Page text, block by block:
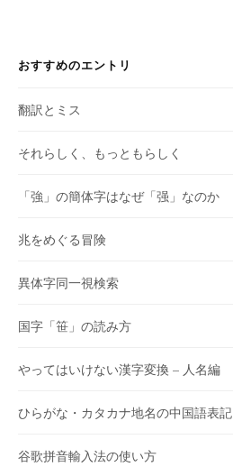
おすすめのエントリ
翻訳とミス
それらしく、もっともらしく
「強」の簡体字はなぜ「强」なのか
兆をめぐる冒険
異体字同一視検索
国字「笹」の読み方
やってはいけない漢字変換 – 人名編
ひらがな・カタカナ地名の中国語表記
谷歌拼音輸入法の使い方